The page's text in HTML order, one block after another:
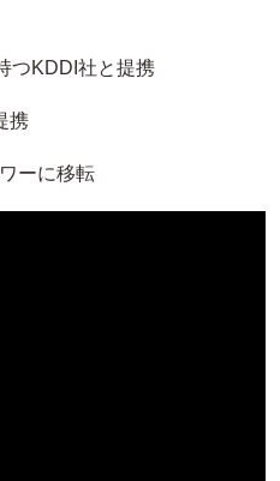
つKDDI社と提携
携
ーに移転